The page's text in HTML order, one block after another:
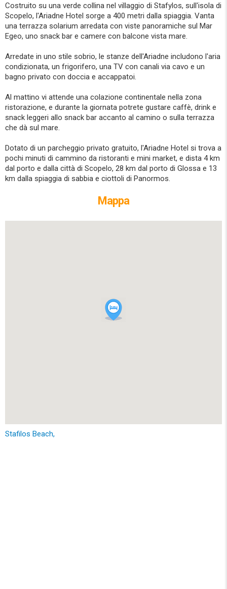
Costruito su una verde collina nel villaggio di Stafylos, sull'isola di
Scopelo, l'Ariadne Hotel sorge a 400 metri dalla spiaggia. Vanta
una terrazza solarium arredata con viste panoramiche sul Mar
Egeo, uno snack bar e camere con balcone vista mare.
Arredate in uno stile sobrio, le stanze dell'Ariadne includono l'aria
condizionata, un frigorifero, una TV con canali via cavo e un
bagno privato con doccia e accappatoi.
Al mattino vi attende una colazione continentale nella zona
ristorazione, e durante la giornata potrete gustare caffè, drink e
snack leggeri allo snack bar accanto al camino o sulla terrazza
che dà sul mare.
Dotato di un parcheggio privato gratuito, l'Ariadne Hotel si trova a
pochi minuti di cammino da ristoranti e mini market, e dista 4 km
dal porto e dalla città di Scopelo, 28 km dal porto di Glossa e 13
km dalla spiaggia di sabbia e ciottoli di Panormos.
Mappa
Stafilos Beach,